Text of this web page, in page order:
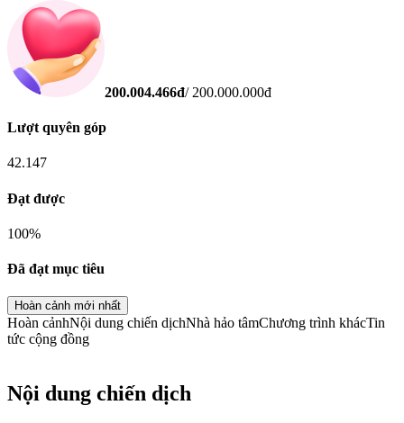
200.004.466đ/ 200.000.000đ
Lượt quyên góp
42.147
Đạt được
100%
Đã đạt mục tiêu
Hoàn cảnh mới nhất
Hoàn cảnhNội dung chiến dịchNhà hảo tâmChương trình khácTin
tức cộng đồng
Nội dung chiến dịch